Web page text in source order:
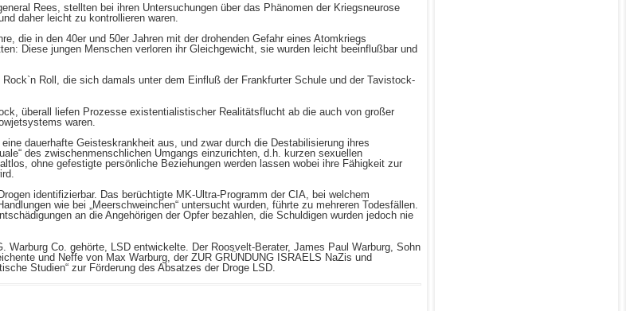
Rees, stellten bei ihren Untersuchungen über das Phänomen der Kriegsneurose
daher leicht zu kontrollieren waren.
die in den 40er und 50er Jahren mit der drohenden Gefahr eines Atomkriegs
Diese jungen Menschen verloren ihr Gleichgewicht, sie wurden leicht beeinflußbar und
Roll, die sich damals unter dem Einfluß der Frankfurter Schule und der Tavistock-
überall liefen Prozesse existentialistischer Realitätsflucht ab die auch von großer
waren.
dauerhafte Geisteskrankheit aus, und zwar durch die Destabilisierung ihres
des zwischenmenschlichen Umgangs einzurichten, d.h. kurzen sexuellen
ohne gefestigte persönliche Beziehungen werden lassen wobei ihre Fähigkeit zur
identifizierbar. Das berüchtigte MK-Ultra-Programm der CIA, bei welchem
wie bei „Meerschweinchen“ untersucht wurden, führte zu mehreren Todesfällen.
an die Angehörigen der Opfer bezahlen, die Schuldigen wurden jedoch nie
Warburg Co. gehörte, LSD entwickelte. Der Roosvelt-Berater, James Paul Warburg, Sohn
und Neffe von Max Warburg, der ZUR GRÜNDUNG ISRAELS NaZis und
Studien“ zur Förderung des Absatzes der Droge LSD.